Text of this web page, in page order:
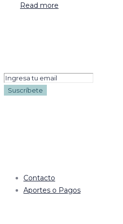
Read more
Contacto
Aportes o Pagos